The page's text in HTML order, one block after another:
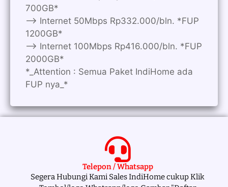
700GB*
—> Internet 50Mbps Rp332.000/bln. *FUP
1200GB*
—> Internet 100Mbps Rp416.000/bln. *FUP
2000GB*
*_Attention : Semua Paket IndiHome ada
FUP nya_*
Telepon / Whatsapp
Segera Hubungi Kami Sales IndiHome cukup Klik